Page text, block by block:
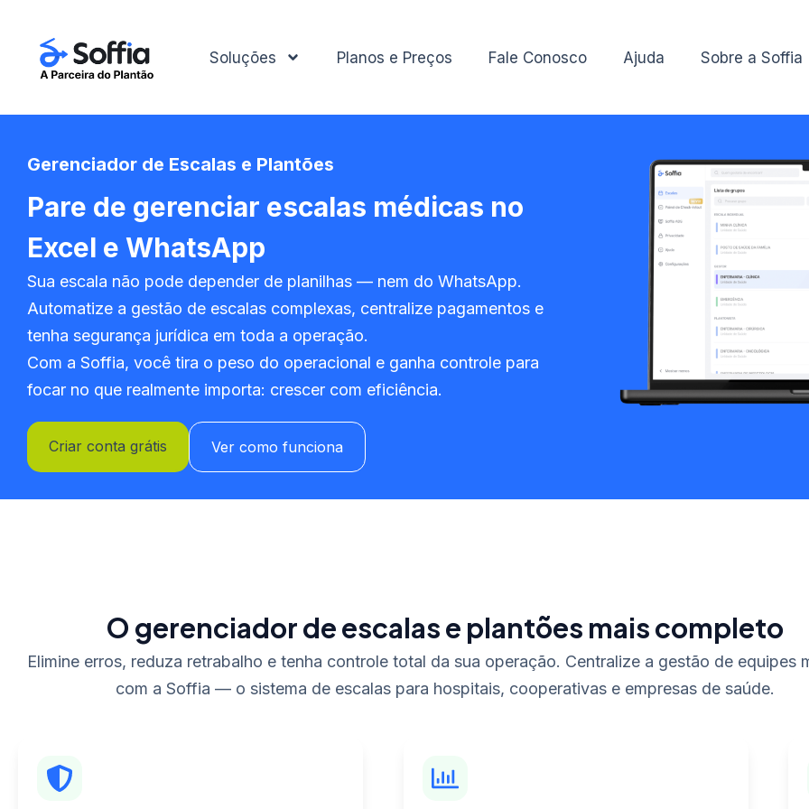
Soluções Planos e Preços Fale Conosco Ajuda Sobre a Soffia
Gerenciador de Escalas e Plantões
Pare de gerenciar escalas médicas no
Excel e WhatsApp
Sua escala não pode depender de planilhas — nem do WhatsApp.
Automatize a gestão de escalas complexas, centralize pagamentos e
tenha segurança jurídica em toda a operação.
Com a Soffia, você tira o peso do operacional e ganha controle para
focar no que realmente importa: crescer com eficiência.
Criar conta grátis Ver como funciona
O gerenciador de escalas e plantões mais completo
Elimine erros, reduza retrabalho e tenha controle total da sua operação. Centralize a gestão de equipes
com a Soffia — o sistema de escalas para hospitais, cooperativas e empresas de saúde.